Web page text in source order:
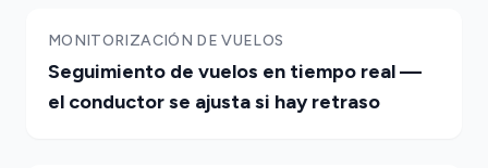
MONITORIZACIÓN DE VUELOS
Seguimiento de vuelos en tiempo real —
el conductor se ajusta si hay retraso